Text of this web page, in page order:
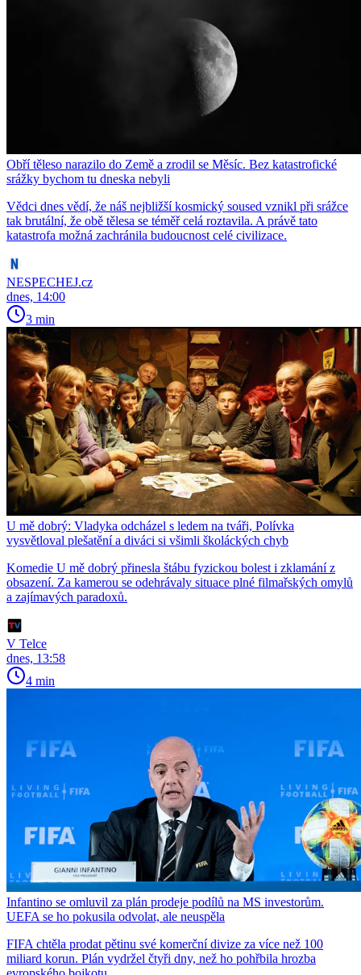
Obří těleso narazilo do Země a zrodil se Měsíc. Bez katastrofické
srážky bychom tu dneska nebyli
Vědci dnes vědí, že náš nejbližší kosmický soused vznikl při srážce
tak brutální, že obě tělesa se téměř celá roztavila. A právě tato
katastrofa možná zachránila budoucnost celé civilizace.
NESPECHEJ.cz
dnes, 14:00
3 min
U mě dobrý: Vladyka odcházel s ledem na tváři, Polívka
vysvětloval plešatění a diváci si všimli školáckých chyb
Komedie U mě dobrý přinesla štábu fyzickou bolest i zklamání z
obsazení. Za kamerou se odehrávaly situace plné filmařských omylů
a zajímavých paradoxů.
V Telce
dnes, 13:58
4 min
Infantino se omluvil za plán prodeje podílů na MS investorům.
UEFA se ho pokusila odvolat, ale neuspěla
FIFA chtěla prodat pětinu své komerční divize za více než 100
miliard korun. Plán vydržel čtyři dny, než ho pohřbila hrozba